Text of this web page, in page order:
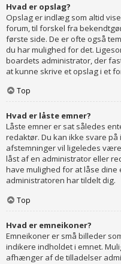
Hvad er opslag?
Opslag er indlæg som altid
forum, til forskel fra
første side. De er ofte også
du har mulighed for det.
boardets administrator, der
at kunne skrive et opslag i et
Top
Hvad er låste emner?
Låste emner er sat således
redaktør. Du kan ikke svare
afstemninger vil ligeledes
låst af en administrator eller
have mulighed for at låse
administratoren har tildelt dig.
Top
Hvad er emneikoner?
Emneikoner er små billeder
indikere indholdet i emnet.
afhænger af de tilladelser